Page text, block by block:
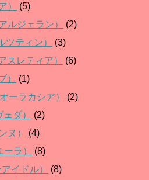
）
(5)
ルジェラン）
(2)
ツティン）
(3)
スレティア）
(6)
）
(1)
ーラカシア）
(2)
ダ）
(2)
ヌ）
(4)
ラ）
(8)
イドル）
(8)